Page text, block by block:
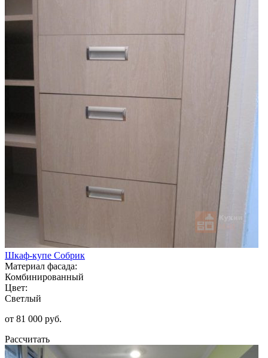
Шкаф-купе Собрик
Материал фасада:
Комбинированный
Цвет:
Светлый
от 81 000 руб.
Рассчитать